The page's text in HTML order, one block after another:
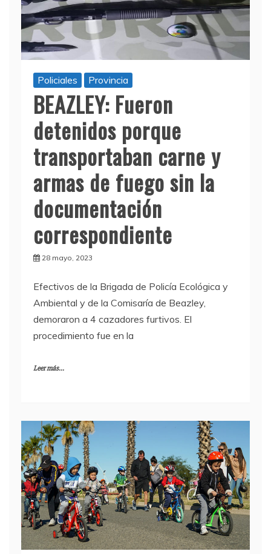
Policiales Provincia
BEAZLEY: Fueron
detenidos porque
transportaban carne y
armas de fuego sin la
documentación
correspondiente
28 mayo, 2023
Efectivos de la Brigada de Policía Ecológica y
Ambiental y de la Comisaría de Beazley,
demoraron a 4 cazadores furtivos. El
procedimiento fue en la
Leer más...